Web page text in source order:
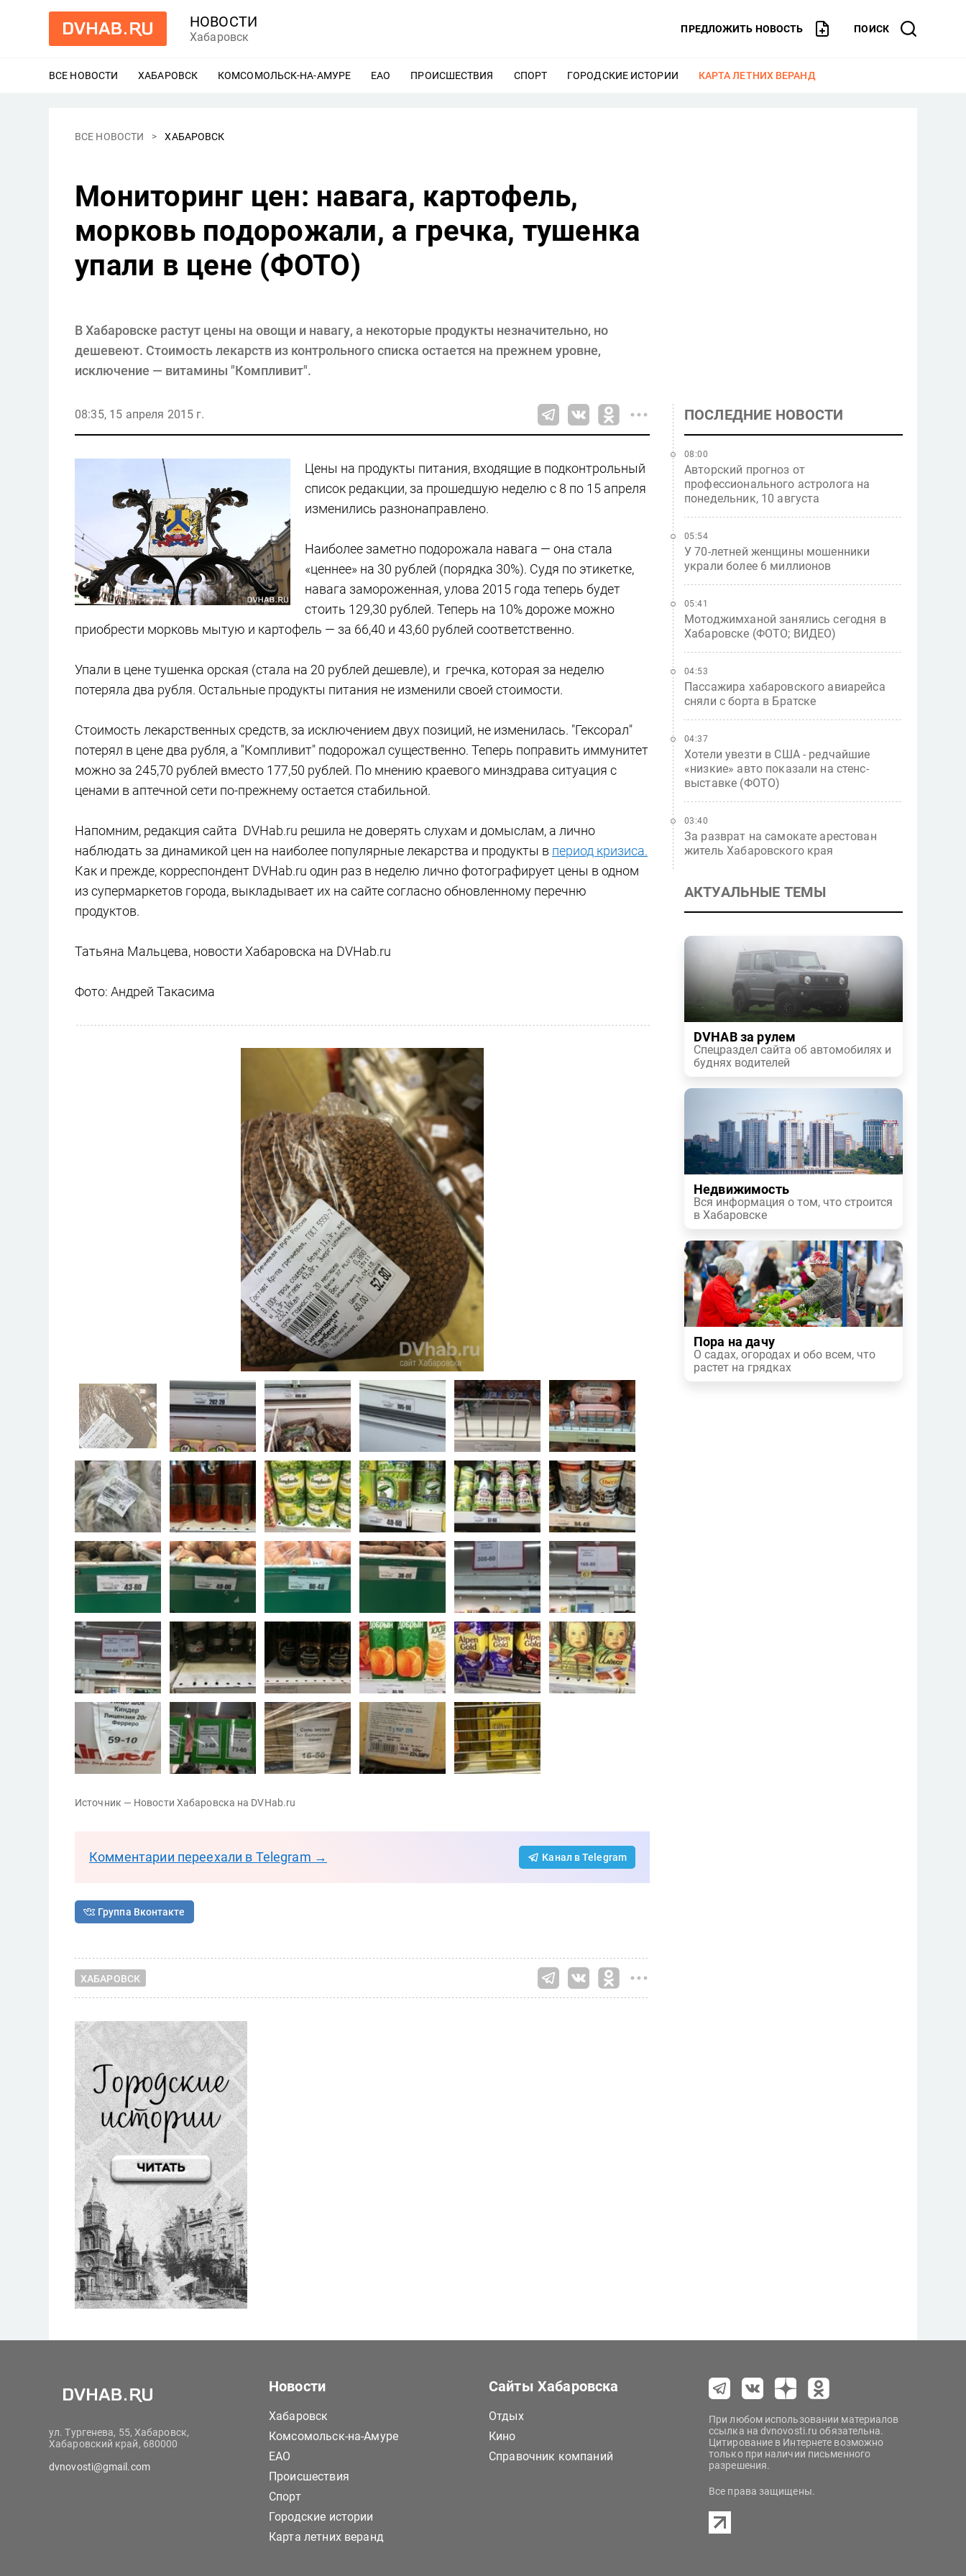
НОВОСТИ
Хабаровск
ПРЕДЛОЖИТЬ НОВОСТЬ ПОИСК
ВСЕ НОВОСТИ ХАБАРОВСК ЕЩЕ
КОМСОМОЛЬСК-НА-АМУРЕ ЕЩЕ
ЕАО ЕЩЕ
ПРОИСШЕСТВИЯ ЕЩЕ
СПОРТ ЕЩЕ
ГОРОДСКИЕ ИСТОРИИ ЕЩЕ
КАРТА ЛЕТНИХ ВЕРАНД
ВСЕ НОВОСТИ ХАБАРОВСК
Мониторинг цен: навага, картофель,
морковь подорожали, а гречка, тушенка
упали в цене (ФОТО)
В Хабаровске растут цены на овощи и навагу, а некоторые продукты незначительно, но
дешевеют. Стоимость лекарств из контрольного списка остается на прежнем уровне,
исключение — витамины "Компливит".
08:35, 15 апреля 2015 г.
Цены на продукты питания, входящие в подконтрольный
список редакции, за прошедшую неделю с 8 по 15 апреля
изменились разнонаправлено.
Наиболее заметно подорожала навага — она стала
«ценнее» на 30 рублей (порядка 30%). Судя по этикетке,
навага замороженная, улова 2015 года теперь будет
стоить 129,30 рублей. Теперь на 10% дороже можно
приобрести морковь мытую и картофель — за 66,40 и 43,60 рублей соответственно.
Упали в цене тушенка орская (стала на 20 рублей дешевле), и гречка, которая за неделю
потеряла два рубля. Остальные продукты питания не изменили своей стоимости.
Стоимость лекарственных средств, за исключением двух позиций, не изменилась. "Гексорал"
потерял в цене два рубля, а "Компливит" подорожал существенно. Теперь поправить иммунитет
можно за 245,70 рублей вместо 177,50 рублей. По мнению краевого минздрава ситуация с
ценами в аптечной сети по-прежнему остается стабильной.
Напомним, редакция сайта DVHab.ru решила не доверять слухам и домыслам, а лично
наблюдать за динамикой цен на наиболее популярные лекарства и продукты в период кризиса.
Как и прежде, корреспондент DVHab.ru один раз в неделю лично фотографирует цены в одном
из супермаркетов города, выкладывает их на сайте согласно обновленному перечню
продуктов.
Татьяна Мальцева, новости Хабаровска на DVHab.ru
Фото: Андрей Такасима
Источник — Новости Хабаровска на DVHab.ru
Комментарии переехали в Telegram → Канал в Telegram
Группа Вконтакте
ХАБАРОВСК
ПОСЛЕДНИЕ НОВОСТИ
Авторский прогноз от
профессионального астролога на
понедельник, 10 августа
08:00
У 70-летней женщины мошенники
украли более 6 миллионов
05:54
Мотоджимханой занялись сегодня в
Хабаровске (ФОТО; ВИДЕО)
05:41
Пассажира хабаровского авиарейса
сняли с борта в Братске
04:53
Хотели увезти в США - редчайшие
«низкие» авто показали на стенс-
выставке (ФОТО)
04:37
За разврат на самокате арестован
житель Хабаровского края
03:40
АКТУАЛЬНЫЕ ТЕМЫ
DVHAB за рулем
Спецраздел сайта об автомобилях и
буднях водителей
Недвижимость
Вся информация о том, что строится
в Хабаровске
Пора на дачу
О садах, огородах и обо всем, что
растет на грядках
ул. Тургенева, 55, Хабаровск,
Хабаровский край, 680000
dvnovosti@gmail.com
Новости
Хабаровск
Комсомольск-на-Амуре
ЕАО
Происшествия
Спорт
Городские истории
Карта летних веранд
Сайты Хабаровска
Отдых
Кино
Справочник компаний
При любом использовании материалов
ссылка на dvnovosti.ru обязательна.
Цитирование в Интернете возможно
только при наличии письменного
разрешения.
Все права защищены.